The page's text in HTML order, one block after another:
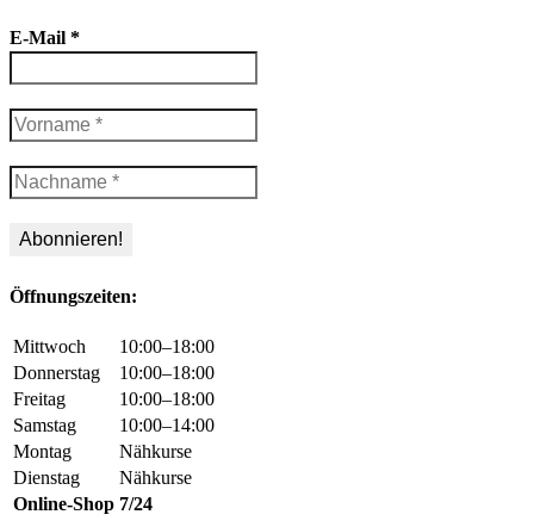
E-Mail *
Öffnungszeiten:
Mittwoch
10:00–18:00
Donnerstag
10:00–18:00
Freitag
10:00–18:00
Samstag
10:00–14:00
Montag
Nähkurse
Dienstag
Nähkurse
Online-Shop 7/24